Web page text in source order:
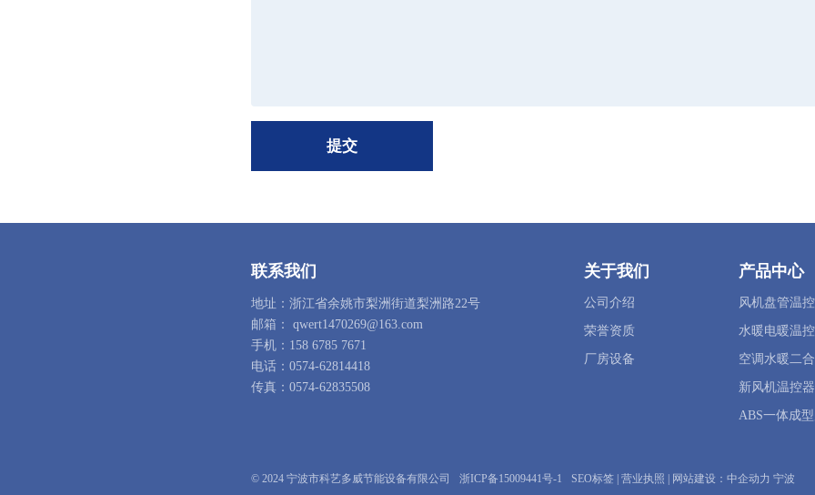
提交
联系我们
地址：浙江省余姚市梨洲街道梨洲路22号
邮箱：qwert1470269@163.com
手机： 158 6785 7671
电话：0574-62814418
传真：0574-62835508
关于我们
公司介绍
荣誉资质
厂房设备
产品中心
风机盘管温
水暖电暖温
空调水暖二
新风机温控器
ABS一体成
© 2024 宁波市科艺多威节能设备有限公司 浙ICP备15009441号-1 SEO标签 |营业执照 | 网站建设：中企动力 宁波